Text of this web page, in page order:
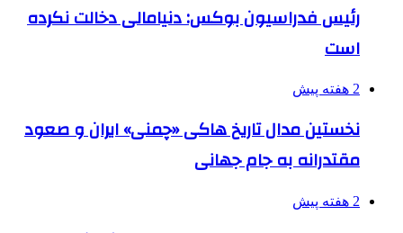
رئیس فدراسیون بوکس: دنیامالی دخالت نکرده
است
2 هفته پیش
نخستین مدال تاریخ هاکی «چمنی» ایران و صعود
مقتدرانه به جام جهانی
2 هفته پیش